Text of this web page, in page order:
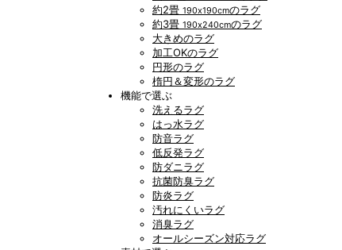
約2畳 190x190cmのラグ
約3畳 190x240cmのラグ
大きめのラグ
加工OKのラグ
円形のラグ
楕円＆変形のラグ
機能で選ぶ
洗えるラグ
はっ水ラグ
防音ラグ
低反発ラグ
防ダニラグ
抗菌防臭ラグ
防炎ラグ
汚れにくいラグ
消臭ラグ
オールシーズン対応ラグ